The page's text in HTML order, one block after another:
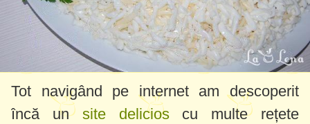
Tot navigând pe internet am descoperit
încă un site delicioscu multe rețete